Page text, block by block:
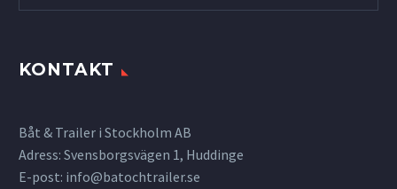
KONTAKT
Båt & Trailer i Stockholm AB
Adress: Svensborgsvägen 1, Huddinge
E-post: info@batochtrailer.se